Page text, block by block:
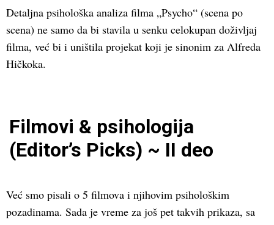
Detaljna psihološka analiza filma „Psycho“ (scena po
scena) ne samo da bi stavila u senku celokupan doživljaj
filma, već bi i uništila projekat koji je sinonim za Alfreda
Hičkoka.
Filmovi & psihologija
(Editor’s Picks) ~ II deo
Već smo pisali o 5 filmova i njihovim psihološkim
pozadinama. Sada je vreme za još pet takvih prikaza, sa